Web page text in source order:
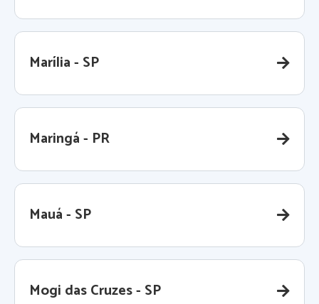
Marília - SP
Maringá - PR
Mauá - SP
Mogi das Cruzes - SP